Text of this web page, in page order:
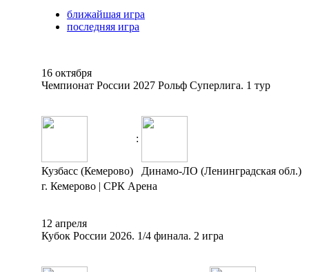
ближайшая игра
последняя игра
16 октября
Чемпионат России 2027 Рольф Суперлига. 1 тур
:
Кузбасс (Кемерово)
Динамо-ЛО (Ленинградская обл.)
г. Кемерово | СРК Арена
12 апреля
Кубок России 2026. 1/4 финала. 2 игра